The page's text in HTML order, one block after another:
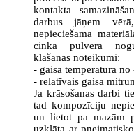
kontakta
darbus jāņem
nepieciešama
cinka pulvera
klāšanas noteikumi:
- gaisa temperatūra
- relatīvais gaisa
Ja krāsošanas darbi
tad kompozīciju
un lietot pa mazām